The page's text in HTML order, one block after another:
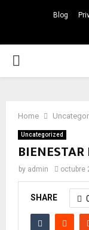
Blog
PRIMARY
Home
Uncategorized
by admin octubre
SHARE